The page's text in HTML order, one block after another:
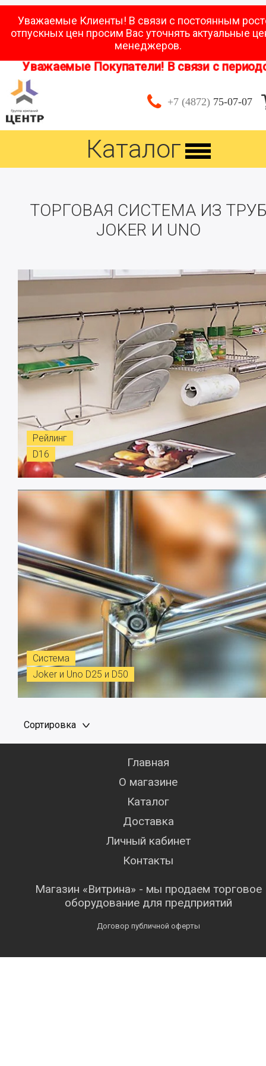
Уважаемые Клиенты! В связи с постоянным
отпускных цен просим Вас уточнять актуальные
менеджеров.
Уважаемые Покупатели! В связи с
+7 (4872) 75-07-07
Каталог
ТОРГОВАЯ СИСТЕМА ИЗ
JOKER И UNO
Рейлинг
D16
Система
Joker и Uno D25 и D50
Сортировка
Главная
О магазине
Каталог
Доставка
Личный кабинет
Контакты
Магазин «Витрина» - мы продаем торговое
оборудование для предприятий
Договор публичной оферты